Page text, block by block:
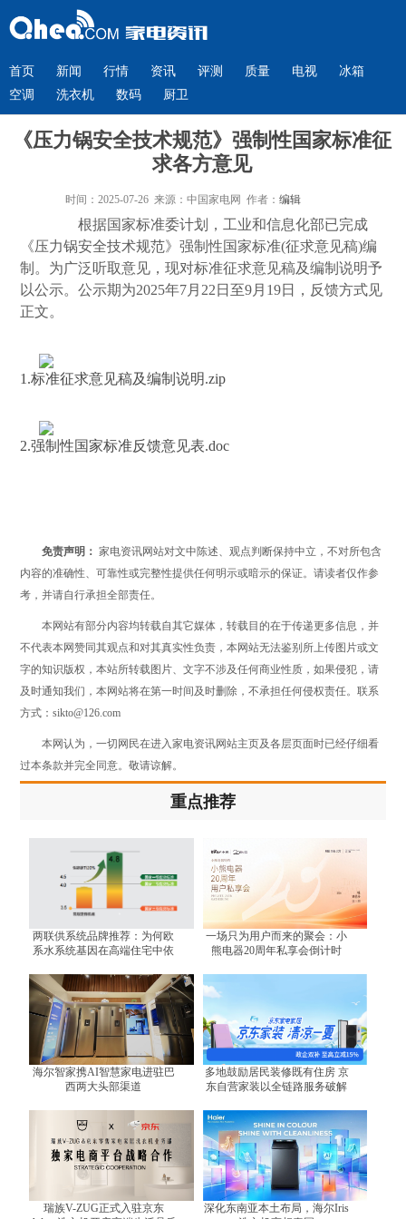
首页 新闻 行情 资讯 评测 质量 电视
冰箱
空调
洗衣机 数码 厨卫
《压力锅安全技术规范》强制性国家标准征
求各方意见
时间：2025-07-26 来源：中国家电网 作者： 编辑
根据国家标准委计划，工业和信息化部已完成
《压力锅安全技术规范》强制性国家标准(征求意见稿)编
制。为广泛听取意见，现对标准征求意见稿及编制说明予
以公示。公示期为2025年7月22日至9月19日，反馈方式见
正文。
1.标准征求意见稿及编制说明.zip
2.强制性国家标准反馈意见表.doc
免责声明： 家电资讯网站对文中陈述、观点判断保持中立，不对所包含
内容的准确性、可靠性或完整性提供任何明示或暗示的保证。请读者仅作参
考，并请自行承担全部责任。
本网站有部分内容均转载自其它媒体，转载目的在于传递更多信息，并
不代表本网赞同其观点和对其真实性负责，本网站无法鉴别所上传图片或文
字的知识版权，本站所转载图片、文字不涉及任何商业性质，如果侵犯，请
及时通知我们，本网站将在第一时间及时删除，不承担任何侵权责任。联系
方式：sikto@126.com
本网认为，一切网民在进入家电资讯网站主页及各层页面时已经仔细看
过本条款并完全同意。敬请谅解。
重点推荐
两联供系统品牌推荐：为何欧
系水系统基因在高端住宅中依
一场只为用户而来的聚会：小
熊电器20周年私享会倒计时
海尔智家携AI智慧家电进驻巴
西两大头部渠道
多地鼓励居民装修既有住房 京
东自营家装以全链路服务破解
瑞族V-ZUG正式入驻京东
深化东南亚本土布局，海尔Iris